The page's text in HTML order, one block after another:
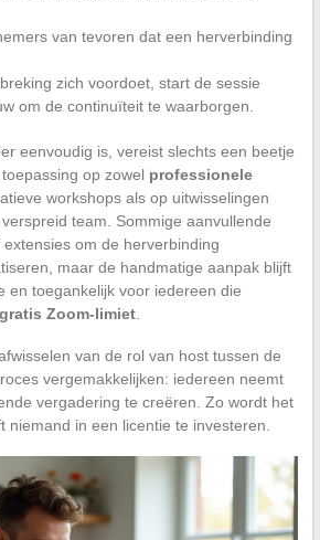
van tevoren dat een herverbinding
zich voordoet, start de sessie
om de continuïteit te waarborgen.
eenvoudig is, vereist slechts een beetje
op zowel professionele
workshops als op uitwisselingen
team. Sommige aanvullende
om de herverbinding
maar de handmatige aanpak blijft
en toegankelijk voor iedereen die
gratis Zoom-limiet.
van de rol van host tussen de
vergemakkelijken: iedereen neemt
vergadering te creëren. Zo wordt het
niemand in een licentie te investeren.